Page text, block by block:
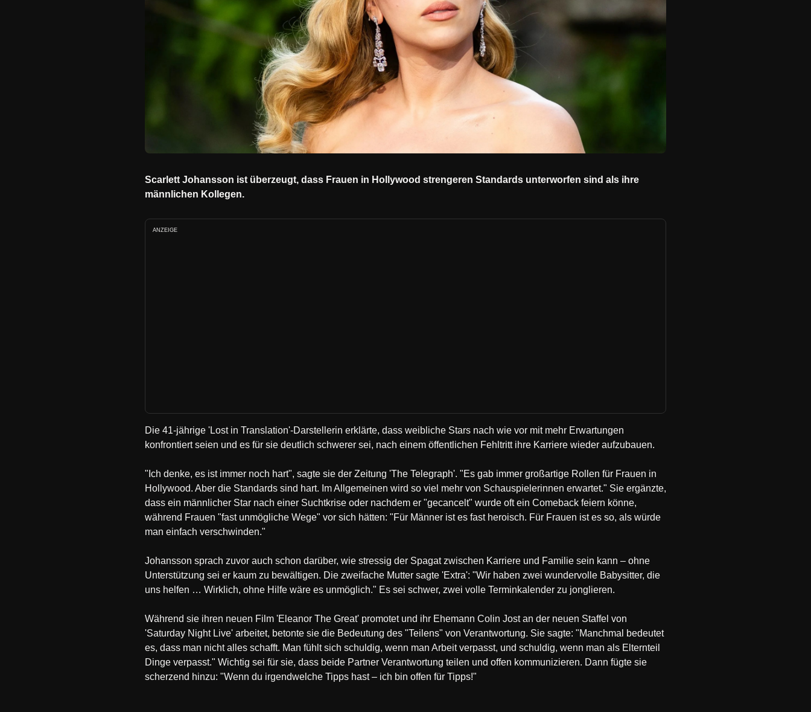
Scarlett Johansson ist überzeugt, dass Frauen in Hollywood strengeren Standards unterworfen sind als ihre
männlichen Kollegen.
ANZEIGE
Die 41-jährige 'Lost in Translation'-Darstellerin erklärte, dass weibliche Stars nach wie vor mit mehr Erwartungen
konfrontiert seien und es für sie deutlich schwerer sei, nach einem öffentlichen Fehltritt ihre Karriere wieder aufzubauen.
"Ich denke, es ist immer noch hart", sagte sie der Zeitung 'The Telegraph'. "Es gab immer großartige Rollen für Frauen in
Hollywood. Aber die Standards sind hart. Im Allgemeinen wird so viel mehr von Schauspielerinnen erwartet." Sie ergänzte,
dass ein männlicher Star nach einer Suchtkrise oder nachdem er "gecancelt" wurde oft ein Comeback feiern könne,
während Frauen "fast unmögliche Wege" vor sich hätten: "Für Männer ist es fast heroisch. Für Frauen ist es so, als würde
man einfach verschwinden."
Johansson sprach zuvor auch schon darüber, wie stressig der Spagat zwischen Karriere und Familie sein kann – ohne
Unterstützung sei er kaum zu bewältigen. Die zweifache Mutter sagte 'Extra': "Wir haben zwei wundervolle Babysitter, die
uns helfen … Wirklich, ohne Hilfe wäre es unmöglich." Es sei schwer, zwei volle Terminkalender zu jonglieren.
Während sie ihren neuen Film 'Eleanor The Great' promotet und ihr Ehemann Colin Jost an der neuen Staffel von
'Saturday Night Live' arbeitet, betonte sie die Bedeutung des "Teilens" von Verantwortung. Sie sagte: "Manchmal bedeutet
es, dass man nicht alles schafft. Man fühlt sich schuldig, wenn man Arbeit verpasst, und schuldig, wenn man als Elternteil
Dinge verpasst." Wichtig sei für sie, dass beide Partner Verantwortung teilen und offen kommunizieren. Dann fügte sie
scherzend hinzu: "Wenn du irgendwelche Tipps hast – ich bin offen für Tipps!"